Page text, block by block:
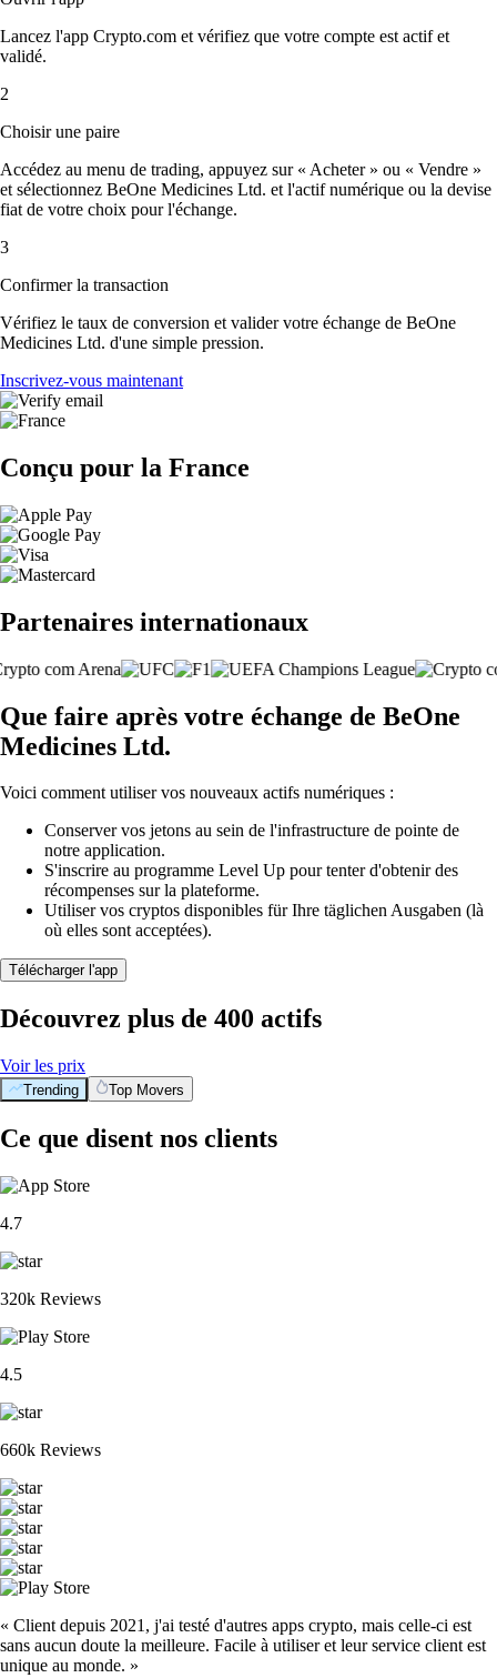
Lancez l'app Crypto.com et vérifiez que votre compte est actif et
validé.
2
Choisir une paire
Accédez au menu de trading, appuyez sur « Acheter » ou « Vendre »
et sélectionnez BeOne Medicines Ltd. et l'actif numérique ou la devise
fiat de votre choix pour l'échange.
3
Confirmer la transaction
Vérifiez le taux de conversion et valider votre échange de BeOne
Medicines Ltd. d'une simple pression.
Inscrivez-vous maintenant
Conçu pour la France
Partenaires internationaux
Que faire après votre échange de BeOne
Medicines Ltd.
Voici comment utiliser vos nouveaux actifs numériques :
Conserver vos jetons au sein de l'infrastructure de pointe de
notre application.
S'inscrire au programme Level Up pour tenter d'obtenir des
récompenses sur la plateforme.
Utiliser vos cryptos disponibles für Ihre täglichen Ausgaben (là
où elles sont acceptées).
Télécharger l'app
Découvrez plus de 400 actifs
Voir les prix
Trending Top Movers
Ce que disent nos clients
4.7
320k Reviews
4.5
660k Reviews
« Client depuis 2021, j'ai testé d'autres apps crypto, mais celle-ci est
sans aucun doute la meilleure. Facile à utiliser et leur service client est
unique au monde. »